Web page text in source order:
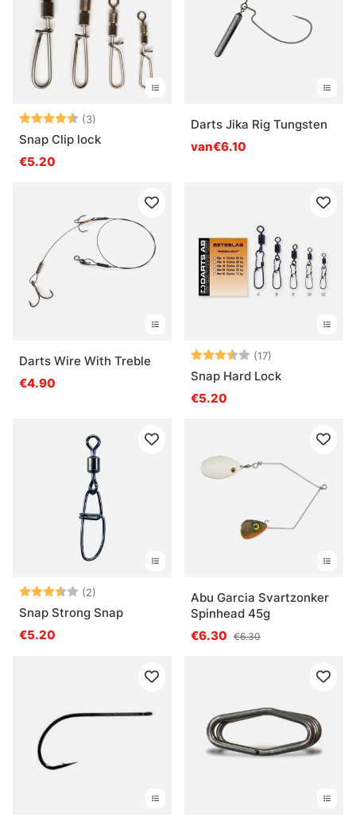
Beoordeling:
(3)
Snap Clip lock
€5.20
Darts Jika Rig Tungsten
van€6.10
Darts Wire With Treble
€4.90
Beoordeling:
(17)
Snap Hard Lock
€5.20
Beoordeling:
(2)
Snap Strong Snap
€5.20
Abu Garcia Svartzonker
Spinhead 45g
€6.30 €6.30